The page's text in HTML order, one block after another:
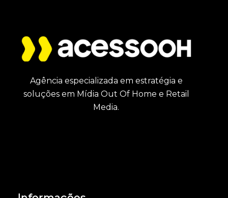
Agência especializada em estratégia e
soluções em Mídia Out Of Home e Retail
Media.